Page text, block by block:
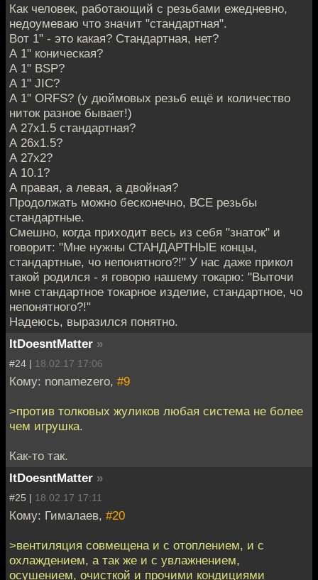
Как человек, работающий с резьбами ежедневно,
недоумеваю что значит "стандартная".
Вот 1" - это какая? Стандартная, нет?
А 1" коническая?
А 1" BSP?
А 1" JIC?
А 1" ORFS? (у дюймовых резьб ещё и количество
ниток разное бывает!)
А 27х1.5 стандартная?
А 26х1.5?
А 27х2?
А 10.1?
А правая, а левая, а двойная?
Продолжать можно бесконечно, ВСЕ резьбы
стандартные.
Смешно, когда приходит весь из себя "знаток" и
говорит: "Мне нужны СТАНДАРТНЫЕ концы,
стандартные, чо непонятного?!" У нас даже прикол
такой родился - я говорю нашему токарю: "Выточи
мне стандартное токарное изделие, стандартное, чо
непонятного?!"
Надеюсь, выразился понятно.
ItDoesntMatter »
#24 | 18.02.17 17:06
Кому: nonamezero, #9
>против толковых жуликов любая система не более
чем игрушка.
Как-то так.
ItDoesntMatter »
#25 | 18.02.17 17:11
Кому: Гималаев, #20
>вентиляция совмещена и с отоплением, и с
охлаждением, а так же и с увлажнением,
осушением, очисткой и прочими кондициями